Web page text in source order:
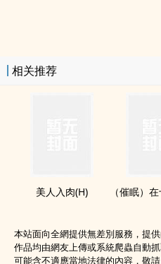
相关推荐
美人入肉(H)
本站面向全網提供無差別服務，提供
作品均由網友上傳或系統爬蟲自動抓
可能含不適應當地法律的內容，敬請